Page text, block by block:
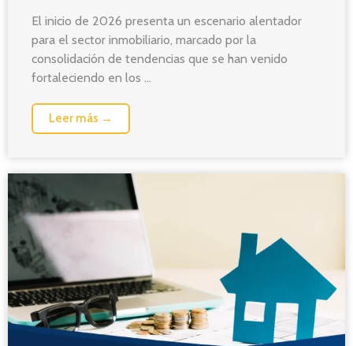
El inicio de 2026 presenta un escenario alentador
para el sector inmobiliario, marcado por la
consolidación de tendencias que se han venido
fortaleciendo en los ...
Leer más →